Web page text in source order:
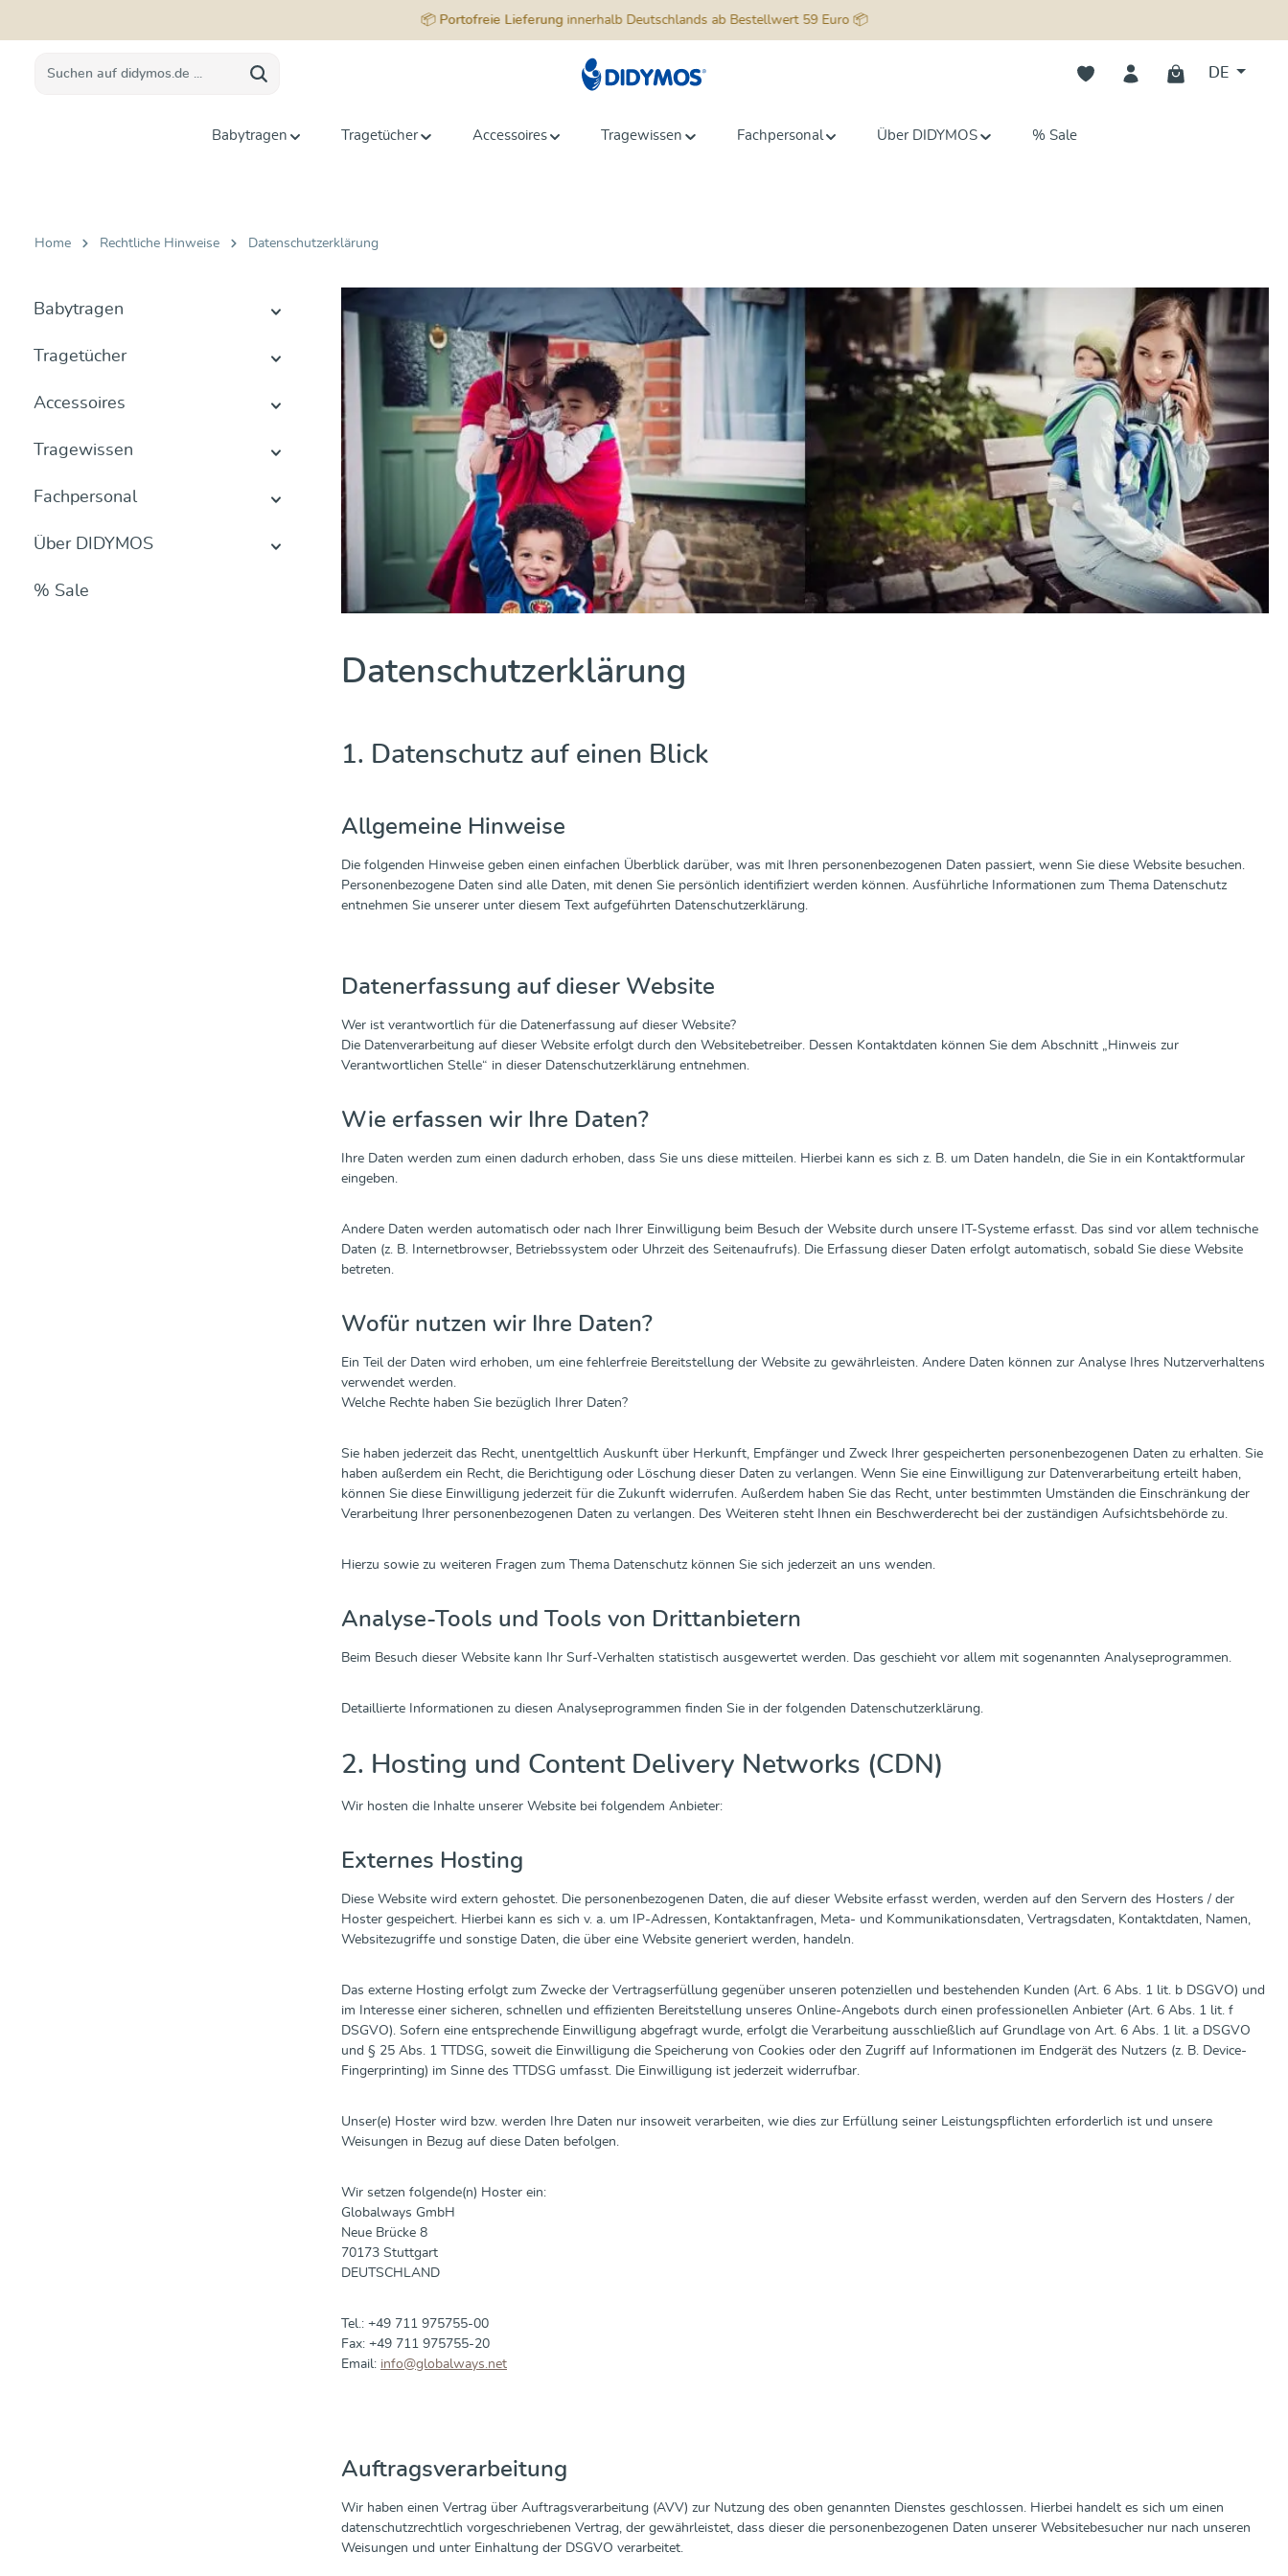
📦 Portofreie Lieferunginnerhalb Deutschlands ab Bestellwert 59 Euro 📦
Du hast 0 Produkte auf dem
DE
Babytragen Tragetücher Accessoires Tragewissen Fachpersonal Über DIDYMOS % Sale
Home Rechtliche Hinweise Datenschutzerklärung
Babytragen
Tragetücher
Accessoires
Tragewissen
Fachpersonal
Über DIDYMOS
% Sale
Datenschutzerklärung
1. Datenschutz auf einen Blick
Allgemeine Hinweise
Die folgenden Hinweise geben einen einfachen Überblick darüber, was mit Ihren personenbezogenen Daten passiert, wenn Sie diese Website besuchen.
Personenbezogene Daten sind alle Daten, mit denen Sie persönlich identifiziert werden können. Ausführliche Informationen zum Thema Datenschutz
entnehmen Sie unserer unter diesem Text aufgeführten Datenschutzerklärung.
Datenerfassung auf dieser Website
Wer ist verantwortlich für die Datenerfassung auf dieser Website?
Die Datenverarbeitung auf dieser Website erfolgt durch den Websitebetreiber. Dessen Kontaktdaten können Sie dem Abschnitt „Hinweis zur
Verantwortlichen Stelle“ in dieser Datenschutzerklärung entnehmen.
Wie erfassen wir Ihre Daten?
Ihre Daten werden zum einen dadurch erhoben, dass Sie uns diese mitteilen. Hierbei kann es sich z. B. um Daten handeln, die Sie in ein Kontaktformular
eingeben.
Andere Daten werden automatisch oder nach Ihrer Einwilligung beim Besuch der Website durch unsere IT-Systeme erfasst. Das sind vor allem technische
Daten (z. B. Internetbrowser, Betriebssystem oder Uhrzeit des Seitenaufrufs). Die Erfassung dieser Daten erfolgt automatisch, sobald Sie diese Website
betreten.
Wofür nutzen wir Ihre Daten?
Ein Teil der Daten wird erhoben, um eine fehlerfreie Bereitstellung der Website zu gewährleisten. Andere Daten können zur Analyse Ihres Nutzerverhaltens
verwendet werden.
Welche Rechte haben Sie bezüglich Ihrer Daten?
Sie haben jederzeit das Recht, unentgeltlich Auskunft über Herkunft, Empfänger und Zweck Ihrer gespeicherten personenbezogenen Daten zu erhalten. Sie
haben außerdem ein Recht, die Berichtigung oder Löschung dieser Daten zu verlangen. Wenn Sie eine Einwilligung zur Datenverarbeitung erteilt haben,
können Sie diese Einwilligung jederzeit für die Zukunft widerrufen. Außerdem haben Sie das Recht, unter bestimmten Umständen die Einschränkung der
Verarbeitung Ihrer personenbezogenen Daten zu verlangen. Des Weiteren steht Ihnen ein Beschwerderecht bei der zuständigen Aufsichtsbehörde zu.
Hierzu sowie zu weiteren Fragen zum Thema Datenschutz können Sie sich jederzeit an uns wenden.
Analyse-Tools und Tools von Drittanbietern
Beim Besuch dieser Website kann Ihr Surf-Verhalten statistisch ausgewertet werden. Das geschieht vor allem mit sogenannten Analyseprogrammen.
Detaillierte Informationen zu diesen Analyseprogrammen finden Sie in der folgenden Datenschutzerklärung.
2. Hosting und Content Delivery Networks (CDN)
Wir hosten die Inhalte unserer Website bei folgendem Anbieter:
Externes Hosting
Diese Website wird extern gehostet. Die personenbezogenen Daten, die auf dieser Website erfasst werden, werden auf den Servern des Hosters / der
Hoster gespeichert. Hierbei kann es sich v. a. um IP-Adressen, Kontaktanfragen, Meta- und Kommunikationsdaten, Vertragsdaten, Kontaktdaten, Namen,
Websitezugriffe und sonstige Daten, die über eine Website generiert werden, handeln.
Das externe Hosting erfolgt zum Zwecke der Vertragserfüllung gegenüber unseren potenziellen und bestehenden Kunden (Art. 6 Abs. 1 lit. b DSGVO) und
im Interesse einer sicheren, schnellen und effizienten Bereitstellung unseres Online-Angebots durch einen professionellen Anbieter (Art. 6 Abs. 1 lit. f
DSGVO). Sofern eine entsprechende Einwilligung abgefragt wurde, erfolgt die Verarbeitung ausschließlich auf Grundlage von Art. 6 Abs. 1 lit. a DSGVO
und § 25 Abs. 1 TTDSG, soweit die Einwilligung die Speicherung von Cookies oder den Zugriff auf Informationen im Endgerät des Nutzers (z. B. Device-
Fingerprinting) im Sinne des TTDSG umfasst. Die Einwilligung ist jederzeit widerrufbar.
Unser(e) Hoster wird bzw. werden Ihre Daten nur insoweit verarbeiten, wie dies zur Erfüllung seiner Leistungspflichten erforderlich ist und unsere
Weisungen in Bezug auf diese Daten befolgen.
Wir setzen folgende(n) Hoster ein:
Globalways GmbH
Neue Brücke 8
70173 Stuttgart
DEUTSCHLAND
Tel.: +49 711 975755-00
Fax: +49 711 975755-20
Email: info@globalways.net
Auftragsverarbeitung
Wir haben einen Vertrag über Auftragsverarbeitung (AVV) zur Nutzung des oben genannten Dienstes geschlossen. Hierbei handelt es sich um einen
datenschutzrechtlich vorgeschriebenen Vertrag, der gewährleistet, dass dieser die personenbezogenen Daten unserer Websitebesucher nur nach unseren
Weisungen und unter Einhaltung der DSGVO verarbeitet.